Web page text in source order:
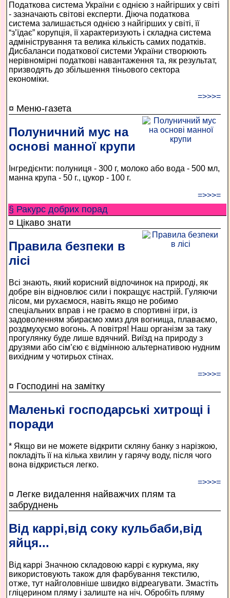
Податкова система України є однією з найгірших у світі
- зазначають світові експерти. Діюча податкова
система залишається однією з найгірших у світі, її
“з’їдає” корупція, її характеризують і складна система
адміністрування та велика кількість самих податків.
Дисбаланси податкової системи України створюють
нерівномірні податкові навантаження та, як результат,
призводять до збільшення тіньового сектора
економіки.
=>>>=
¤ Меню-газета
Полуничний мус на
основі манної крупи
Інгредієнти: полуниця - 300 г, молоко або вода - 500 мл,
манна крупа - 50 г., цукор - 100 г.
=>>>=
§ Ракурс добрих порад
¤ Цікаво знати
Правила безпеки в
лісі
Всі знають, який корисний відпочинок на природі, як
добре він відновлює сили і покращує настрій. Гуляючи
лісом, ми рухаємося, навіть якщо не робимо
спеціальних вправ і не граємо в спортивні ігри, із
задоволенням збираємо хмиз для вогнища, плаваємо,
роздмухуємо вогонь. А повітря! Наш організм за таку
прогулянку буде лише вдячний. Виїзд на природу з
друзями або сім’єю є відмінною альтернативою нудним
вихідним у чотирьох стінах.
=>>>=
¤ Господині на замітку
Маленькі господарські хитрощі і
поради
* Якщо ви не можете відкрити скляну банку з нарізкою,
покладіть її на кілька хвилин у гарячу воду, після чого
вона відкриється легко.
=>>>=
¤ Легке видалення найважчих плям та
забруднень
Від каррі,від соку кульбаби,від
яйця...
Від каррі Значною складовою каррі є куркума, яку
використовують також для фарбування текстилю,
отже, тут найголов­ніше швидко відреагувати. Змастіть
гліцерином пляму і залиште на ніч. Обробіть пляму